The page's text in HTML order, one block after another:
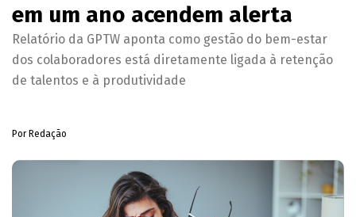
em um ano acendem alerta
Relatório da GPTW aponta como gestão do bem-estar
dos colaboradores está diretamente ligada à retenção
de talentos e à produtividade
Por Redação